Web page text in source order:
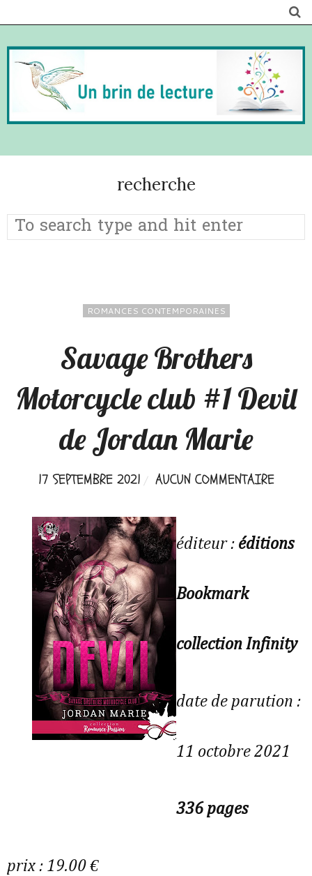
recherche
ROMANCES CONTEMPORAINES
Savage Brothers
Motorcycle club #1 Devil
de Jordan Marie
17 SEPTEMBRE 2021 AUCUN COMMENTAIRE
éditeur : éditions
Bookmark
collection Infinity
date de parution :
11 octobre 2021
336 pages
prix : 19.00 €